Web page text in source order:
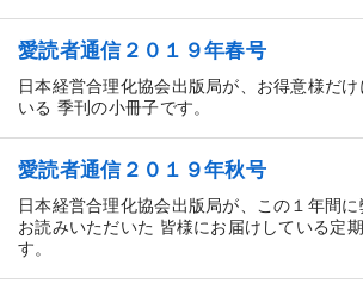
愛読者通信２０１９年春号
日本経営合理化協会出版局が、お得意様だ
いる 季刊の小冊子です。
愛読者通信２０１９年秋号
日本経営合理化協会出版局が、この１年間
お読みいただいた 皆様にお届けしている定
す。